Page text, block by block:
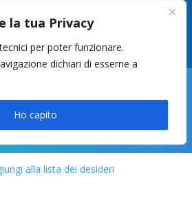
la tua Privacy
per poter funzionare.
dichiari di esserne a
Ho capito
–info@cstosetto.it
VEN 9-12 / 14:30-17
alla lista dei desideri